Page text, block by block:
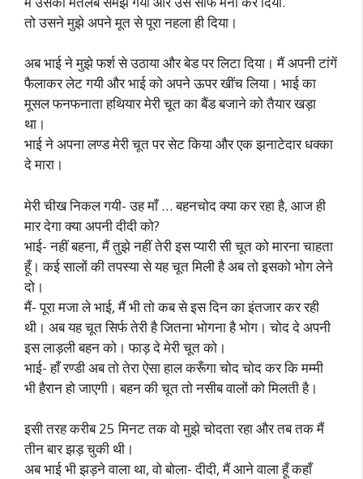
तो उसने मुझे अपने मूत से पूरा नहला ही दिया।
अब भाई ने मुझे फर्श से उठाया और बेड पर लिटा दिया। मैं अपनी टांगें
फैलाकर लेट गयी और भाई को अपने ऊपर खींच लिया। भाई का
मूसल फनफनाता हथियार मेरी चूत का बैंड बजाने को तैयार खड़ा
था।
भाई ने अपना लण्ड मेरी चूत पर सेट किया और एक झनाटेदार धक्का
दे मारा।
मेरी चीख निकल गयी- उह माँ … बहनचोद क्या कर रहा है, आज ही
मार देगा क्या अपनी दीदी को?
भाई- नहीं बहना, मैं तुझे नहीं तेरी इस प्यारी सी चूत को मारना चाहता
हूँ। कई सालों की तपस्या से यह चूत मिली है अब तो इसको भोग लेने
दो।
मैं- पूरा मजा ले भाई, मैं भी तो कब से इस दिन का इंतजार कर रही
थी। अब यह चूत सिर्फ तेरी है जितना भोगना है भोग। चोद दे अपनी
इस लाड़ली बहन को। फाड़ दे मेरी चूत को।
भाई- हाँ रण्डी अब तो तेरा ऐसा हाल करूँगा चोद चोद कर कि मम्मी
भी हैरान हो जाएगी। बहन की चूत तो नसीब वालों को मिलती है।
इसी तरह करीब 25 मिनट तक वो मुझे चोदता रहा और तब तक मैं
तीन बार झड़ चुकी थी।
अब भाई भी झड़ने वाला था, वो बोला- दीदी, मैं आने वाला हूँ कहाँ